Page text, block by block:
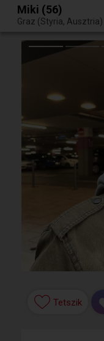
Egy jó randiból bármi lehet.
Miki (56)
Graz (Styria, Ausztria)
Tetszik